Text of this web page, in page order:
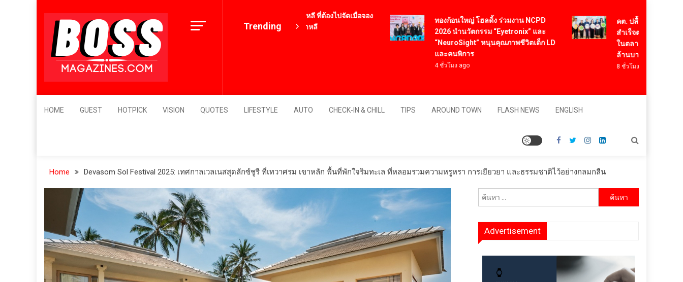
content
BossMagazinesThailand
Leader's Vision
Trending
12 เมนูอาหารเกาหลี ที่ต้องไปจัดเมื่อจอง
ตั๋วเครื่องบินไปเกาหลี
ทองก้อนใหญ่ โฮลดิ้ง ร่วมงาน NCPD
2026 นำนวัตกรรม “Eyetronix” และ
“NeuroSight” หนุนคุณภาพชีวิตเด็ก LD
และคนพิการ
4 ชั่วโมง ago
คต. ปลื้ม Think Rice
สำเร็จตามเป้า สร้างควา
ในตลาดจีน มั่นใจสร้างยอ
ล้านบาท
8 ชั่วโมง ago
HOME GUEST HOTPICK VISION QUOTES LIFESTYLE AUTO CHECK-IN & CHILL TIPS AROUND TOWN FLASH NEWS ENGLISH
Home Devasom Sol Festival 2025: เทศกาลเวลเนสสุดลักซ์ชูรี ที่เทวาศรม เขาหลัก พื้นที่พักใจริมทะเล ที่หลอมรวมความหรูหรา การเยียวยา และธรรมชาติไว้อย่างกลมกลืน
ค้นหา
Advertisement